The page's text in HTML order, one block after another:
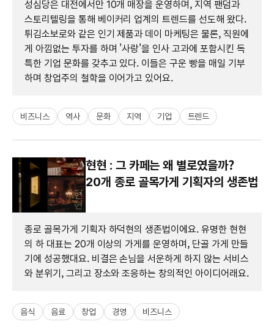
성심당은 대전에서만 10개 매장을 운영하며, 지역 팬덤과
스토리텔링을 통해 베이커리 업계의 트렌드를 선도해 왔다.
튀김소보로와 같은 인기 제품과 데이 마케팅은 물론, 직원에
게 아낌없는 투자를 하며 '사랑'을 인사 고과에 포함시킨 독
특한 기업 문화를 갖추고 있다. 이들은 구운 빵을 매일 기부
하며 창업주의 철학을 이어가고 있어요.
비즈니스 역사 문화 지역 기업 트렌드
현현 : 그 카페는 왜 별로였을까?
20개 종로 골목가게 기획자의 생존법
종로 골목가게 기획자 하덕현의 생존법이에요. 유명한 현현
의 하 대표는 20개 이상의 가게를 운영하며, 단골 가게 만들
기에 성공했대요. 비결은 손님을 서운하게 하지 않는 서비스
와 분위기, 그리고 장소와 조응하는 창의적인 아이디어래요.
음식 음료 창업 경영 비즈니스